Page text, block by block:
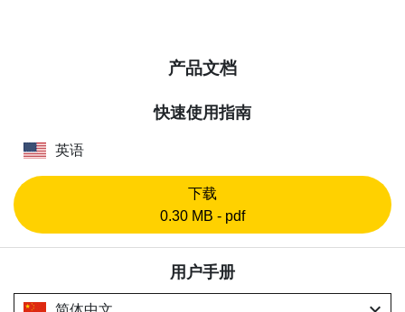
产品文档
快速使用指南
英语
下载
0.30 MB - pdf
用户手册